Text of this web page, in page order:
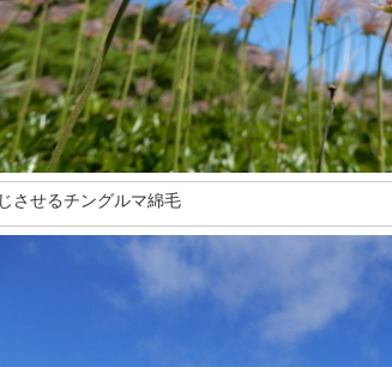
させるチングルマ綿毛